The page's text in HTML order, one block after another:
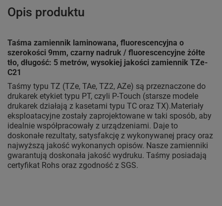
Opis produktu
Taśma zamiennik laminowana, fluorescencyjna o
szerokości 9mm, czarny nadruk / fluorescencyjne żółte
tło, długość: 5 metrów, wysokiej jakości zamiennik TZe-
C21
Taśmy typu TZ (TZe, TAe, TZ2, AZe) są przeznaczone do
drukarek etykiet typu PT, czyli P-Touch (starsze modele
drukarek działają z kasetami typu TC oraz TX).Materiały
eksploatacyjne zostały zaprojektowane w taki sposób, aby
idealnie współpracowały z urządzeniami. Daje to
doskonałe rezultaty, satysfakcję z wykonywanej pracy oraz
najwyższą jakość wykonanych opisów. Nasze zamienniki
gwarantują doskonała jakość wydruku. Taśmy posiadają
certyfikat Rohs oraz zgodność z SGS.